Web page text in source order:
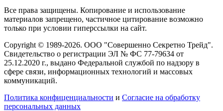
Все права защищены. Копирование и использование
материалов запрещено, частичное цитирование возможно
только при условии гиперссылки на сайт.
Copyright © 1989-2026. ООО "Совершенно Секретно Трейд".
Свидетельство о регистрации ЭЛ № ФС 77-79634 от
25.12.2020 г., выдано Федеральной службой по надзору в
сфере связи, информационных технологий и массовых
коммуникаций.
Политика конфиценциальности и Согласие на обработку
персональных данных